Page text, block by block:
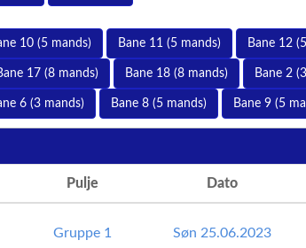
10 (5 mands) Bane 11 (5 mands) Bane 12
17 (8 mands) Bane 18 (8 mands) Bane 2
6 (3 mands) Bane 8 (5 mands) Bane 9 (5
Pulje Dato
Gruppe 1 Søn 25.06.2023